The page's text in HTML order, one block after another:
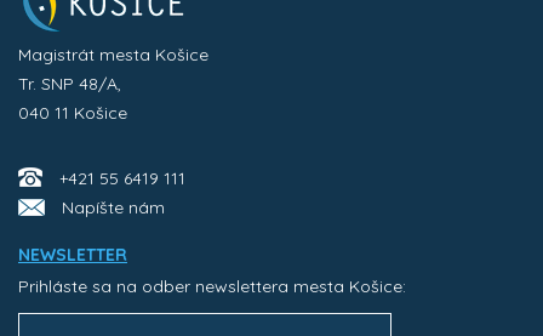
Magistrát mesta Košice
Tr. SNP 48/A,
040 11 Košice
+421 55 6419 111
Napíšte nám
NEWSLETTER
Prihláste sa na odber newslettera mesta Košice: